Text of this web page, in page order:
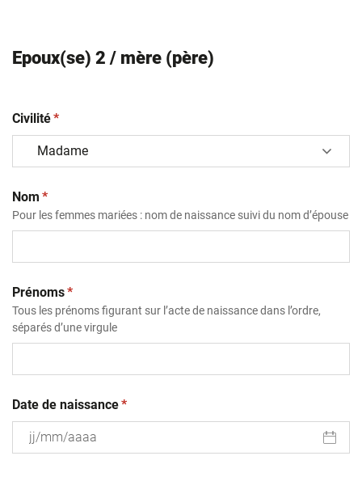
Epoux(se) 2 / mère (père)
Civilité(obligatoire)
*
Nom (obligatoire)
*
Pour les femmes mariées : nom de naissance suivi du nom d’épouse
Prénoms(obligatoire)
*
Tous les prénoms figurant sur l’acte de naissance dans l’ordre,
séparés d’une virgule
Date de naissance(obligatoire)
*